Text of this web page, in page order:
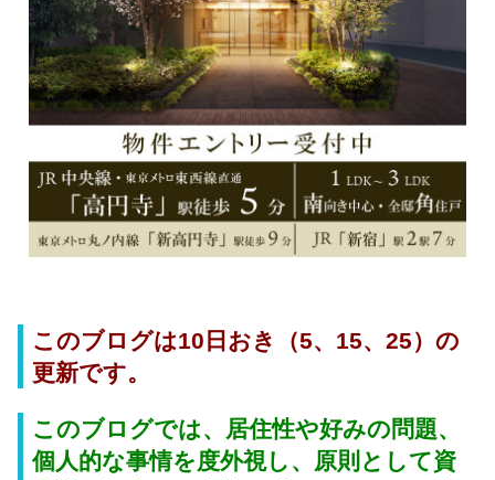
このブログは10日おき（5、15、25）の
更新です。
このブログでは、居住性や好みの問題、
個人的な事情を度外視し、原則として資